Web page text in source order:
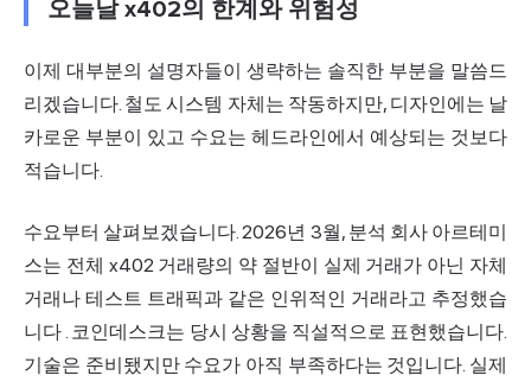
오늘날 x402의 한계와 위험성
이제 대부분의 설명자들이 생략하는 솔직한 부분을 말씀드
리겠습니다. 철도 시스템 자체는 작동하지만, 디자인에는 날
카로운 부분이 있고 수요는 헤드라인에서 예상되는 것보다
적습니다.
수요부터 살펴보겠습니다. 2026년 3월, 분석 회사 아르테미
스는 전체 x402 거래량의 약 절반이 실제 거래가 아닌 자체
거래나 테스트 트래픽과 같은 인위적인 거래라고 추정했습
니다. 코인데스크는 당시 상황을 직설적으로 표현했습니다.
기술은 준비됐지만 수요가 아직 부족하다는 것입니다. 실제